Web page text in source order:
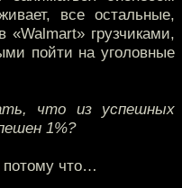
все остальные,
грузчиками,
пойти на уголовные
что из успешных
1%?
что…